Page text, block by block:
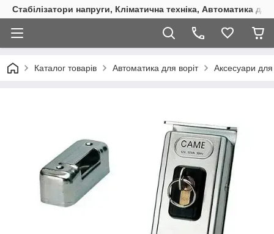
Стабілізатори напруги, Кліматична техніка, Автоматика
Каталог товарів Автоматика для воріт Аксесуари